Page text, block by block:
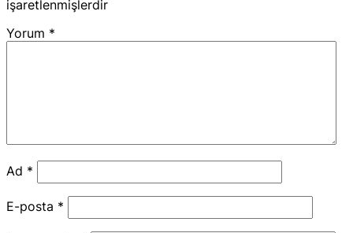
işaretlenmişlerdir
Yorum *
Ad *
E-posta *